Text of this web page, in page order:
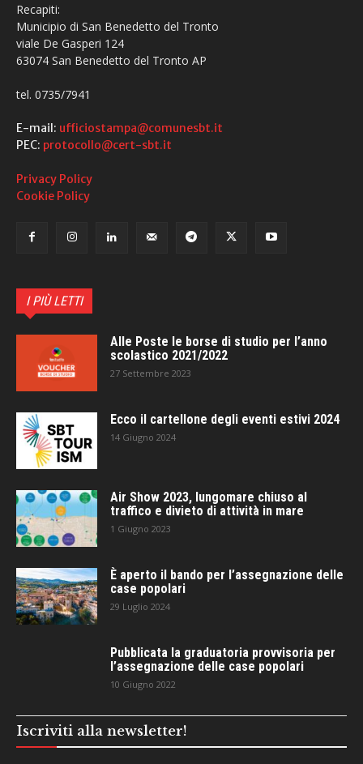
Recapiti:
Municipio di San Benedetto del Tronto
viale De Gasperi 124
63074 San Benedetto del Tronto AP
tel. 0735/7941
E-mail: ufficiostampa@comunesbt.it
PEC: protocollo@cert-sbt.it
Privacy Policy
Cookie Policy
I PIÙ LETTI
Alle Poste le borse di studio per l’anno
scolastico 2021/2022
27 Settembre 2023
Ecco il cartellone degli eventi estivi 2024
14 Giugno 2024
Air Show 2023, lungomare chiuso al
traffico e divieto di attività in mare
1 Giugno 2023
È aperto il bando per l’assegnazione delle
case popolari
29 Luglio 2024
Pubblicata la graduatoria provvisoria per
l’assegnazione delle case popolari
10 Giugno 2022
Iscriviti alla newsletter!